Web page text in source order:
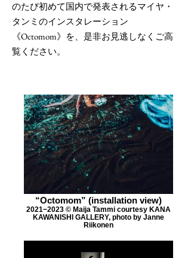
のたび初めて国内で発表されるマイヤ・
タンミのインスタレーション
《Octomom》を、是非お見逃しなくご高
覧ください。
“Octomom” (installation view)
2021−2023 ©︎ Maija Tammi courtesy KANA
KAWANISHI GALLERY, photo by Janne
Riikonen